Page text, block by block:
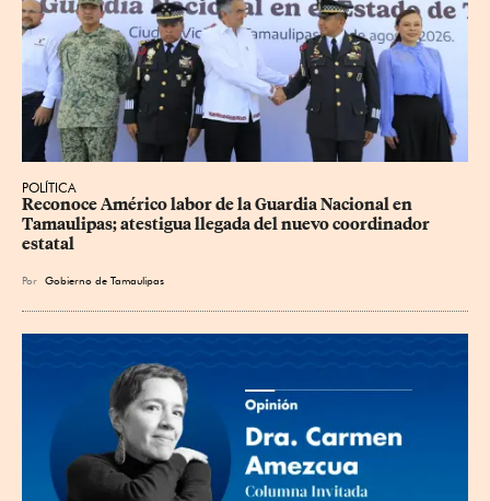
POLÍTICA
Reconoce Américo labor de la Guardia Nacional en
Tamaulipas; atestigua llegada del nuevo coordinador
estatal
Por Gobierno de Tamaulipas